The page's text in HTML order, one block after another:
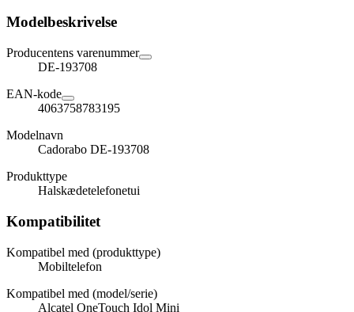
Modelbeskrivelse
Producentens varenummer
DE-193708
EAN-kode
4063758783195
Modelnavn
Cadorabo DE-193708
Produkttype
Halskædetelefonetui
Kompatibilitet
Kompatibel med (produkttype)
Mobiltelefon
Kompatibel med (model/serie)
Alcatel OneTouch Idol Mini